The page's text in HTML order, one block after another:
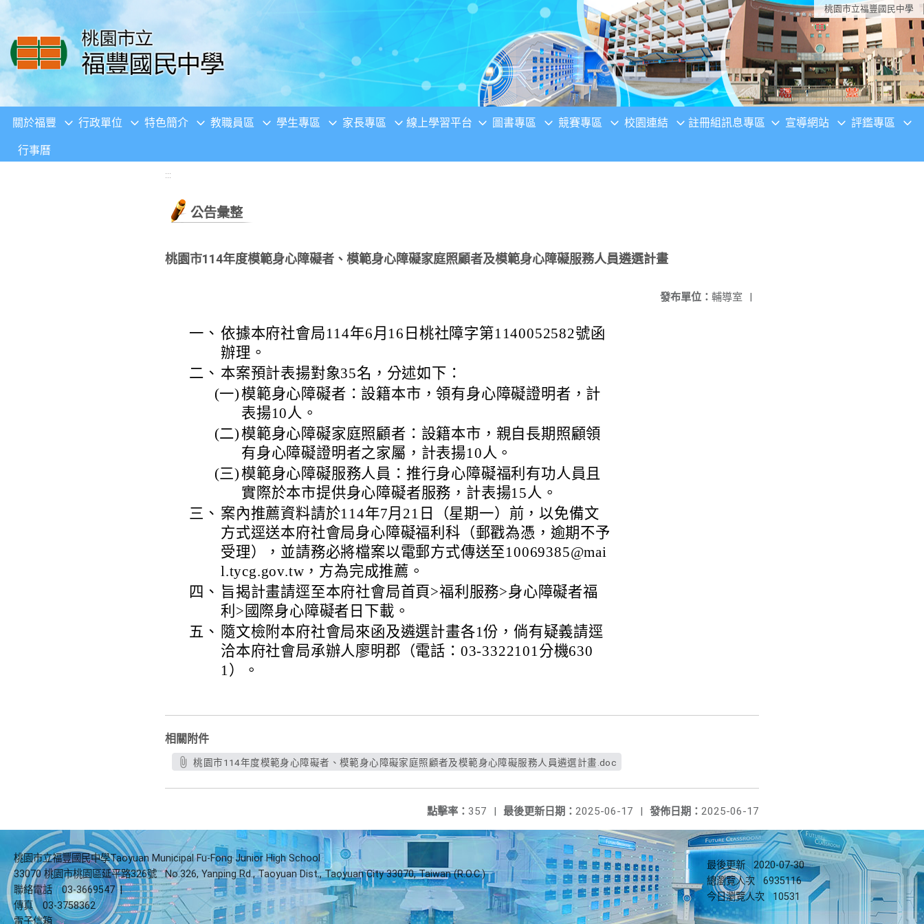
移至網頁之主要內容區位置 桃園市立福豐國民中學
關於福豐 行政單位 特色簡介 教職員區 學生專區 家長專區 線上學習平台 圖書專區 競賽專區 校園連結 註冊組訊息專區 宣導網站 評鑑專區
行事曆
:::
公告彙整
桃園市114年度模範身心障礙者、模範身心障礙家庭照顧者及模範身心障礙服務人員遴選計畫
發布單位： 輔導室 |
一、 依據本府社會局114年6月16日桃社障字第1140052582號函
辦理。
二、 本案預計表揚對象35名，分述如下：
(一)模範身心障礙者：設籍本市，領有身心障礙證明者，計
表揚10人。
(二)模範身心障礙家庭照顧者：設籍本市，親自長期照顧領
有身心障礙證明者之家屬，計表揚10人。
(三)模範身心障礙服務人員：推行身心障礙福利有功人員且
實際於本市提供身心障礙者服務，計表揚15人。
三、 案內推薦資料請於114年7月21日（星期一）前，以免備文
方式逕送本府社會局身心障礙福利科（郵戳為憑，逾期不予
受理），並請務必將檔案以電郵方式傳送至10069385@mai
l.tycg.gov.tw，方為完成推薦。
四、 旨揭計畫請逕至本府社會局首頁>福利服務>身心障礙者福
利>國際身心障礙者日下載。
五、 隨文檢附本府社會局來函及遴選計畫各1份，倘有疑義請逕
洽本府社會局承辦人廖明郡（電話：03-3322101分機630
1）。
相關附件
桃園市114年度模範身心障礙者、模範身心障礙家庭照顧者及模範身心障礙服務人員遴選計畫.doc
發佈日期： 2025-06-17
最後更新日期： 2025-06-17 |
點擊率： 357 |
桃園市立福豐國民中學Taoyuan Municipal Fu-Fong Junior High School
33070 桃園市桃園區延平路326號
No.326, Yanping Rd., Taoyuan Dist., Taoyuan City 33070, Taiwan (R.O.C.)
聯絡電話
03-3669547 |
傳真
03-3758362
電子信箱
最後更新
2020-07-30
總瀏覽人次
6935116
今日瀏覽人次
10531